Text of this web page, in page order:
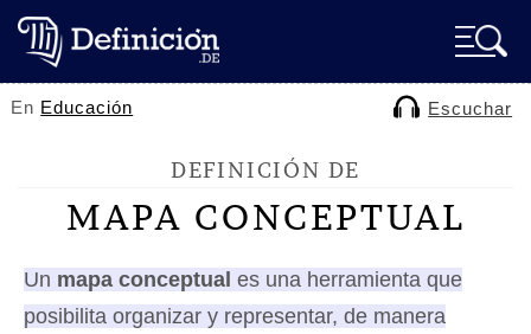
En Educación Escuchar
DEFINICIÓN DE
MAPA CONCEPTUAL
Un mapa conceptual es una herramienta que
posibilita organizar y representar, de manera